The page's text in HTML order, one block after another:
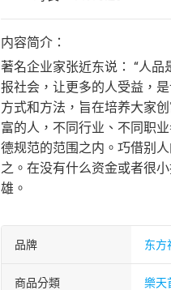
内容简介：
著名企业家张近东说： “人
报社会，让更多的人受益，
方式和方法，旨在培养大家
富的人，不同行业、不同职
德规范的范围之内。巧借别
之。在没有什么资金或者很
雄。
品牌 东方
商品分類 樂天